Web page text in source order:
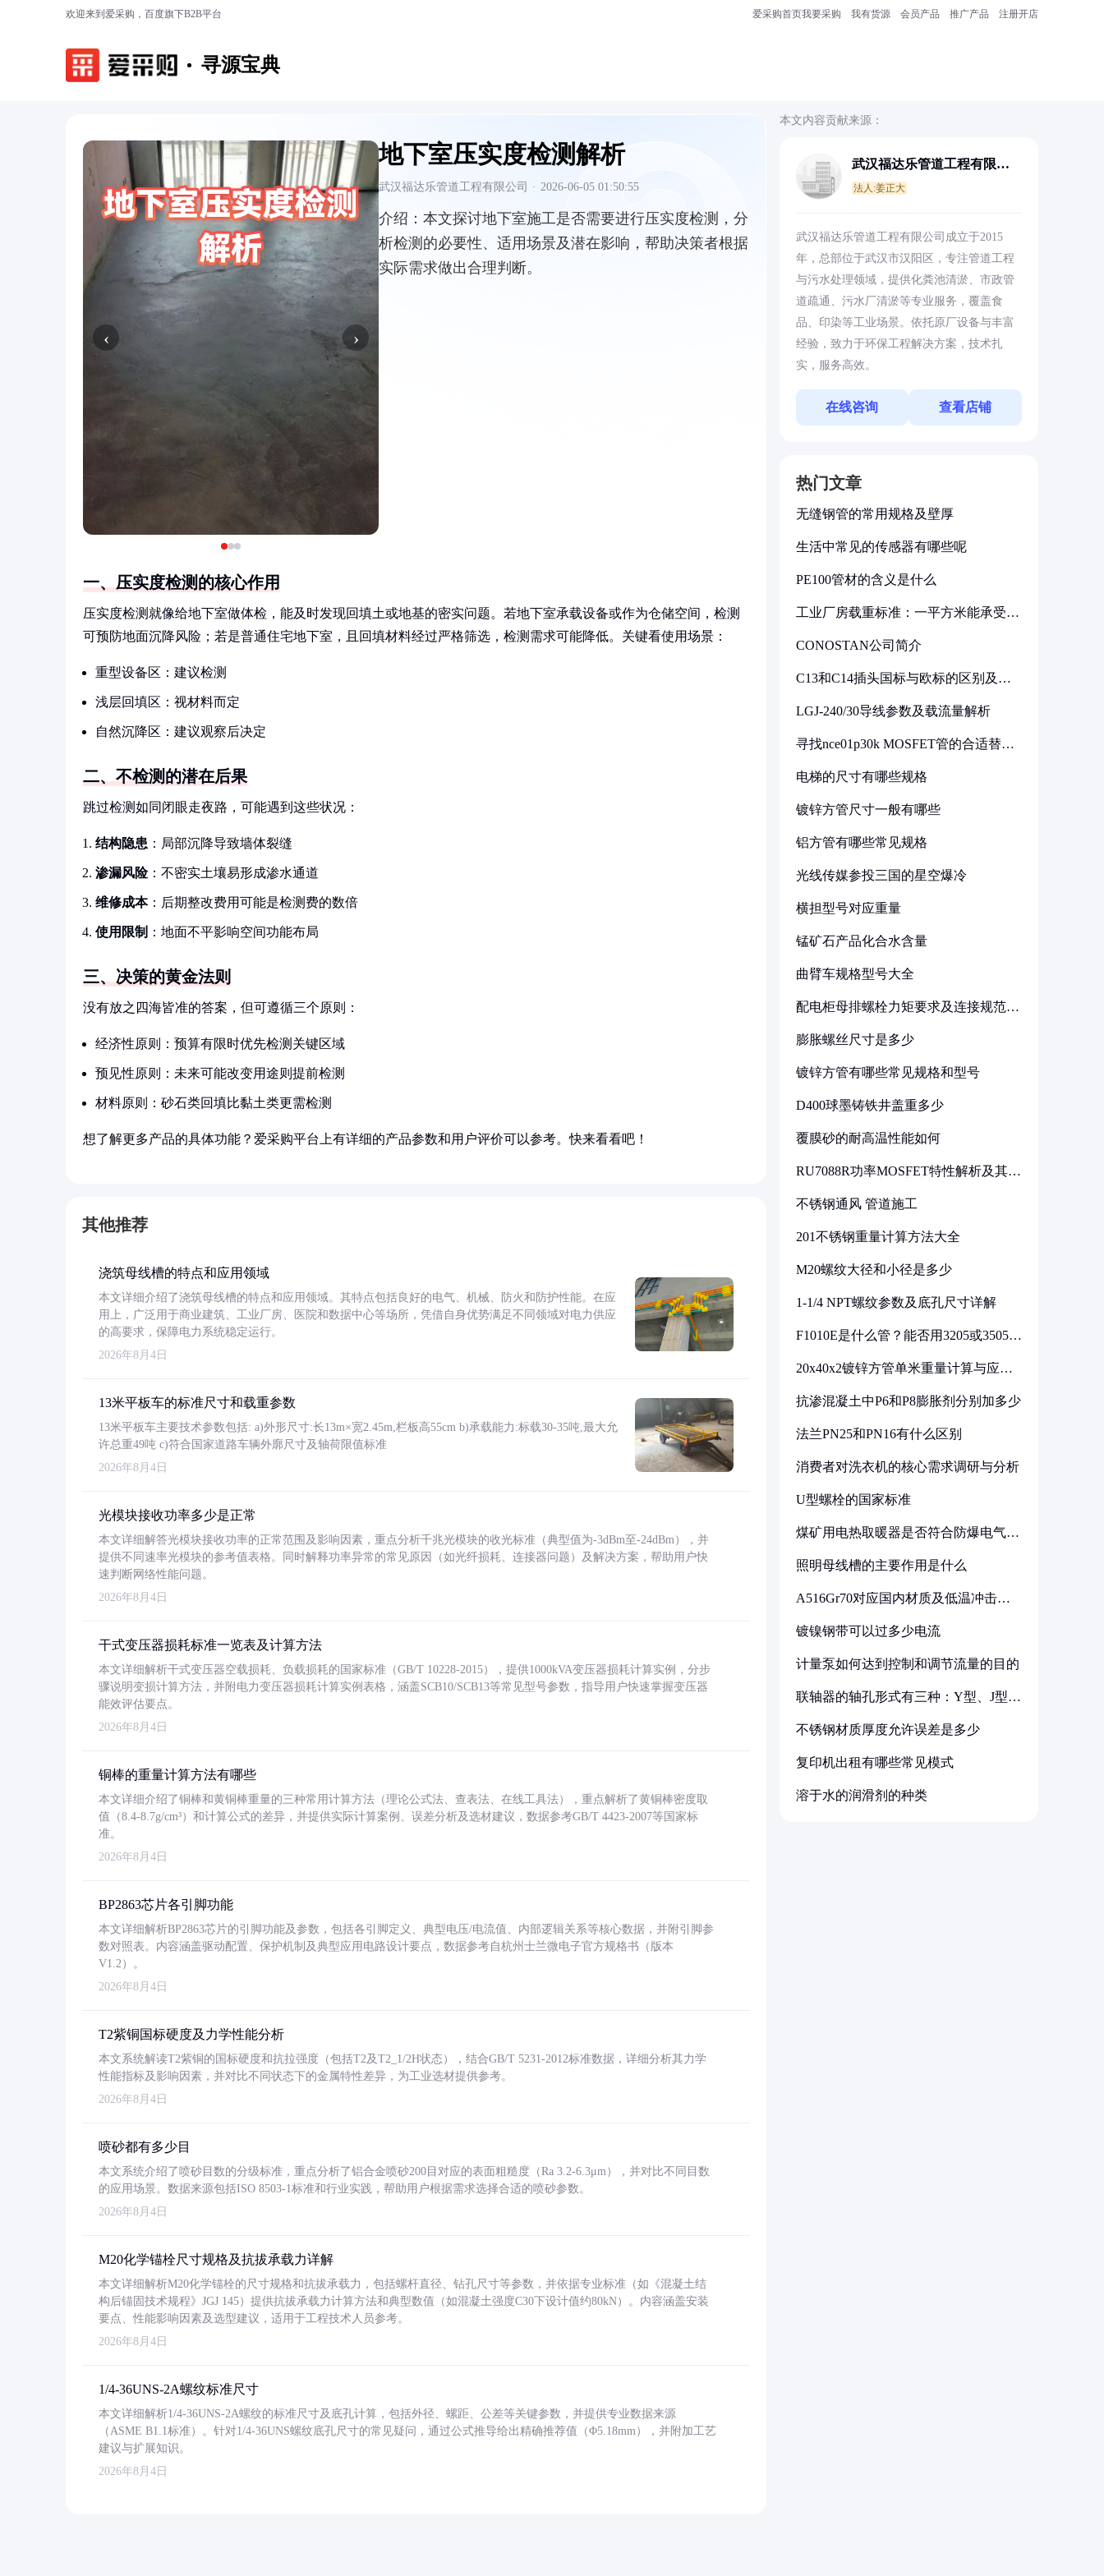
欢迎来到爱采购，百度旗下B2B平台 爱采购首页我要采购 我有货源 会员产品 推广产品 注册开店
寻源宝典
‹ ›
地下室压实度检测解析
武汉福达乐管道工程有限公司 · 2026-06-05 01:50:55
介绍： 本文探讨地下室施工是否需要进行压实度检测，分
析检测的必要性、适用场景及潜在影响，帮助决策者根据
实际需求做出合理判断。
一、压实度检测的核心作用
压实度检测就像给地下室做体检，能及时发现回填土或地基的密实问题。若地下室承载设备或作为仓储空间，检测
可预防地面沉降风险；若是普通住宅地下室，且回填材料经过严格筛选，检测需求可能降低。关键看使用场景：
重型设备区：建议检测
浅层回填区：视材料而定
自然沉降区：建议观察后决定
二、不检测的潜在后果
跳过检测如同闭眼走夜路，可能遇到这些状况：
结构隐患 ：局部沉降导致墙体裂缝
渗漏风险：不密实土壤易形成渗水通道
维修成本：后期整改费用可能是检测费的数倍
使用限制 ：地面不平影响空间功能布局
三、决策的黄金法则
没有放之四海皆准的答案，但可遵循三个原则：
经济性原则：预算有限时优先检测关键区域
预见性原则：未来可能改变用途则提前检测
材料原则：砂石类回填比黏土类更需检测
想了解更多产品的具体功能？爱采购平台上有详细的产品参数和用户评价可以参考。快来看看吧！
其他推荐
浇筑母线槽的特点和应用领域
本文详细介绍了浇筑母线槽的特点和应用领域。其特点包括良好的电气、机械、防火和防护性能。在应
用上，广泛用于商业建筑、工业厂房、医院和数据中心等场所，凭借自身优势满足不同领域对电力供应
的高要求，保障电力系统稳定运行。
2026年8月4日
13米平板车的标准尺寸和载重参数
13米平板车主要技术参数包括: a)外形尺寸:长13m×宽2.45m,栏板高55cm b)承载能力:标载30-35吨,最大允
许总重49吨 c)符合国家道路车辆外廓尺寸及轴荷限值标准
2026年8月4日
光模块接收功率多少是正常
本文详细解答光模块接收功率的正常范围及影响因素，重点分析千兆光模块的收光标准（典型值为-3dBm至-24dBm），并
提供不同速率光模块的参考值表格。同时解释功率异常的常见原因（如光纤损耗、连接器问题）及解决方案，帮助用户快
速判断网络性能问题。
2026年8月4日
干式变压器损耗标准一览表及计算方法
本文详细解析干式变压器空载损耗、负载损耗的国家标准（GB/T 10228-2015），提供1000kVA变压器损耗计算实例，分步
骤说明变损计算方法，并附电力变压器损耗计算实例表格，涵盖SCB10/SCB13等常见型号参数，指导用户快速掌握变压器
能效评估要点。
2026年8月4日
铜棒的重量计算方法有哪些
本文详细介绍了铜棒和黄铜棒重量的三种常用计算方法（理论公式法、查表法、在线工具法），重点解析了黄铜棒密度取
值（8.4-8.7g/cm³）和计算公式的差异，并提供实际计算案例、误差分析及选材建议，数据参考GB/T 4423-2007等国家标
准。
2026年8月4日
BP2863芯片各引脚功能
本文详细解析BP2863芯片的引脚功能及参数，包括各引脚定义、典型电压/电流值、内部逻辑关系等核心数据，并附引脚参
数对照表。内容涵盖驱动配置、保护机制及典型应用电路设计要点，数据参考自杭州士兰微电子官方规格书（版本
V1.2）。
2026年8月4日
T2紫铜国标硬度及力学性能分析
本文系统解读T2紫铜的国标硬度和抗拉强度（包括T2及T2_1/2H状态），结合GB/T 5231-2012标准数据，详细分析其力学
性能指标及影响因素，并对比不同状态下的金属特性差异，为工业选材提供参考。
2026年8月4日
喷砂都有多少目
本文系统介绍了喷砂目数的分级标准，重点分析了铝合金喷砂200目对应的表面粗糙度（Ra 3.2-6.3μm），并对比不同目数
的应用场景。数据来源包括ISO 8503-1标准和行业实践，帮助用户根据需求选择合适的喷砂参数。
2026年8月4日
M20化学锚栓尺寸规格及抗拔承载力详解
本文详细解析M20化学锚栓的尺寸规格和抗拔承载力，包括螺杆直径、钻孔尺寸等参数，并依据专业标准（如《混凝土结
构后锚固技术规程》JGJ 145）提供抗拔承载力计算方法和典型数值（如混凝土强度C30下设计值约80kN）。内容涵盖安装
要点、性能影响因素及选型建议，适用于工程技术人员参考。
2026年8月4日
1/4-36UNS-2A螺纹标准尺寸
本文详细解析1/4-36UNS-2A螺纹的标准尺寸及底孔计算，包括外径、螺距、公差等关键参数，并提供专业数据来源
（ASME B1.1标准）。针对1/4-36UNS螺纹底孔尺寸的常见疑问，通过公式推导给出精确推荐值（Φ5.18mm），并附加工艺
建议与扩展知识。
2026年8月4日
本文内容贡献来源：
武汉福达乐管道工程有限公
法人:姜正大
武汉福达乐管道工程有限公司成立于2015
年，总部位于武汉市汉阳区，专注管道工程
与污水处理领域，提供化粪池清淤、市政管
道疏通、污水厂清淤等专业服务，覆盖食
品、印染等工业场景。依托原厂设备与丰富
经验，致力于环保工程解决方案，技术扎
实，服务高效。
在线咨询 查看店铺
热门文章
无缝钢管的常用规格及壁厚
生活中常见的传感器有哪些呢
PE100管材的含义是什么
工业厂房载重标准：一平方米能承受多
CONOSTAN公司简介
C13和C14插头国标与欧标的区别及其
LGJ-240/30导线参数及载流量解析
寻找nce01p30k MOSFET管的合适替代
电梯的尺寸有哪些规格
镀锌方管尺寸一般有哪些
铝方管有哪些常见规格
光线传媒参投三国的星空爆冷
横担型号对应重量
锰矿石产品化合水含量
曲臂车规格型号大全
配电柜母排螺栓力矩要求及连接规范详
膨胀螺丝尺寸是多少
镀锌方管有哪些常见规格和型号
D400球墨铸铁井盖重多少
覆膜砂的耐高温性能如何
RU7088R功率MOSFET特性解析及其在
不锈钢通风 管道施工
201不锈钢重量计算方法大全
M20螺纹大径和小径是多少
1-1/4 NPT螺纹参数及底孔尺寸详解
F1010E是什么管？能否用3205或3505代
20x40x2镀锌方管单米重量计算与应用
抗渗混凝土中P6和P8膨胀剂分别加多少
法兰PN25和PN16有什么区别
消费者对洗衣机的核心需求调研与分析
U型螺栓的国家标准
煤矿用电热取暖器是否符合防爆电气设
照明母线槽的主要作用是什么
A516Gr70对应国内材质及低温冲击要
镀镍钢带可以过多少电流
计量泵如何达到控制和调节流量的目的
联轴器的轴孔形式有三种：Y型、J型、
不锈钢材质厚度允许误差是多少
复印机出租有哪些常见模式
溶于水的润滑剂的种类